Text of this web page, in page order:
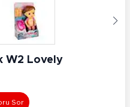
W2 Lovely
Sor